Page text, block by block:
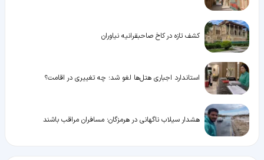
کشف تازه در کاخ صاحبقرانیه نیاوران
استاندارد اجباری هتل‌ها لغو شد؛ چه تغییری در اقامت؟
هشدار سیلاب ناگهانی در هرمزگان؛ مسافران مراقب باشند